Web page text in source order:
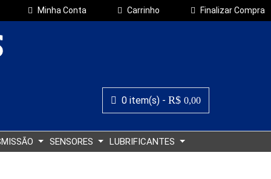
Minha Conta Carrinho Finalizar Compra
0 item(s) - R$ 0,00
SENSORES LUBRIFICANTES